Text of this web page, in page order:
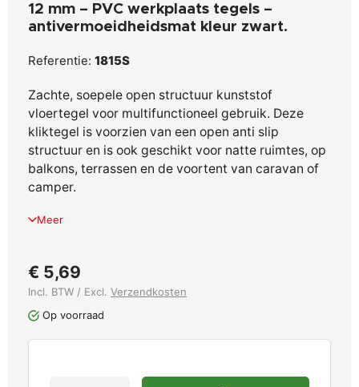
12 mm – PVC werkplaats tegels –
antivermoeidheidsmat kleur zwart.
Referentie: 1815S
Zachte, soepele open structuur kunststof
vloertegel voor multifunctioneel gebruik. Deze
kliktegel is voorzien van een open anti slip
structuur en is ook geschikt voor natte ruimtes, op
balkons, terrassen en de voortent van caravan of
camper.
Meer
€ 5,69
Incl. BTW / Excl. Verzendkosten
Op voorraad